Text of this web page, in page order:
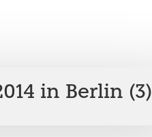
in Berlin (3)